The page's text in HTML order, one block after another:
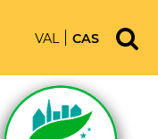
VAL CAS